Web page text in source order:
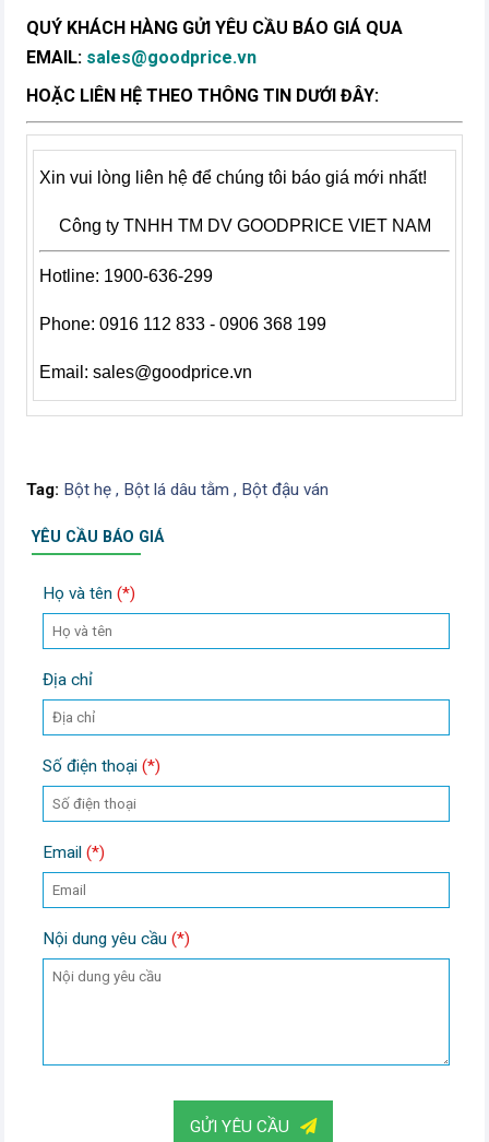
QUÝ KHÁCH HÀNG GỬI YÊU CẦU BÁO GIÁ QUA
EMAIL: sales@goodprice.vn
HOẶC LIÊN HỆ THEO THÔNG TIN DƯỚI ĐÂY:
Xin vui lòng liên hệ để chúng tôi báo giá mới nhất!
Công ty TNHH TM DV GOODPRICE VIET NAM
Hotline: 1900-636-299
Phone: 0916 112 833 - 0906 368 199
Email: sales@goodprice.vn
Tag: Bột hẹ , Bột lá dâu tằm , Bột đậu ván
YÊU CẦU BÁO GIÁ
Họ và tên (*)
Địa chỉ
Số điện thoại (*)
Email (*)
Nội dung yêu cầu (*)
GỬI YÊU CẦU